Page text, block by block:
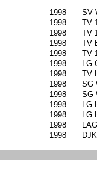
1998
SV
1998
TV
1998
TV
1998
TV
1998
TV
1998
LG
1998
TV
1998
SG
1998
SG
1998
LG
1998
LG
1998
1998